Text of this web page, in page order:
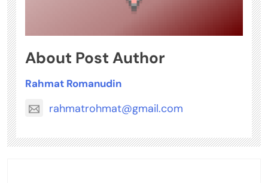
About Post Author
Rahmat Romanudin
rahmatrohmat@gmail.com